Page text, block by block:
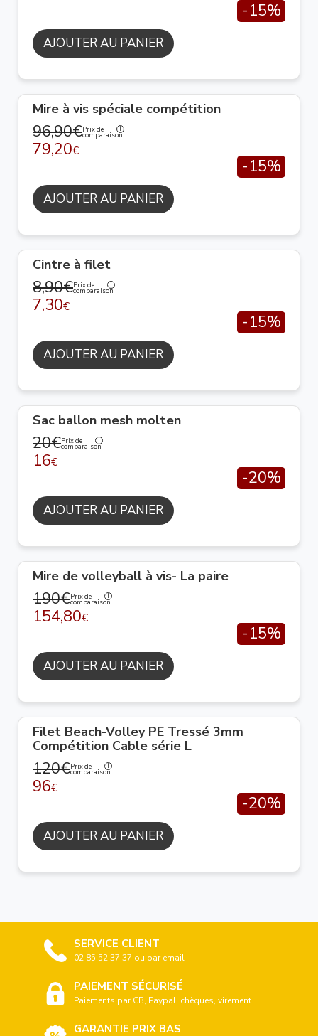
-15%
AJOUTER AU PANIER
Mire à vis spéciale compétition
96,90€Prix de
comparaison
79,20€
-15%
AJOUTER AU PANIER
Cintre à filet
8,90€Prix de
comparaison
7,30€
-15%
AJOUTER AU PANIER
Sac ballon mesh molten
20€Prix de
comparaison
16€
-20%
AJOUTER AU PANIER
Mire de volleyball à vis- La paire
190€Prix de
comparaison
154,80€
-15%
AJOUTER AU PANIER
Filet Beach-Volley PE Tressé 3mm
Compétition Cable série L
120€Prix de
comparaison
96€
-20%
AJOUTER AU PANIER
SERVICE CLIENT
02 85 52 37 37 ou par email
PAIEMENT SÉCURISÉ
Paiements par CB, Paypal, chèques, virement...
GARANTIE PRIX BAS